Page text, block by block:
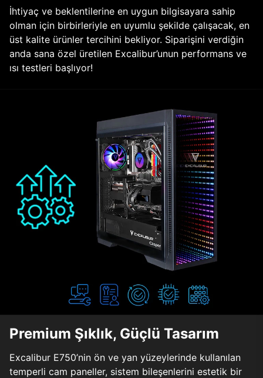
İhtiyaç ve beklentilerine en uygun bilgisayara sahip
olman için birbirleriyle en uyumlu şekilde çalışacak, en
üst kalite ürünler tercihini bekliyor. Siparişini verdiğin
anda sana özel üretilen Excalibur’unun performans ve
ısı testleri başlıyor!
Premium Şıklık, Güçlü Tasarım
Excalibur E750’nin ön ve yan yüzeylerinde kullanılan
temperli cam paneller, sistem bileşenlerini estetik bir